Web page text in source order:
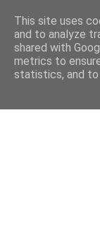
This site uses
and to analyze
shared with
metrics to
statistics, and to